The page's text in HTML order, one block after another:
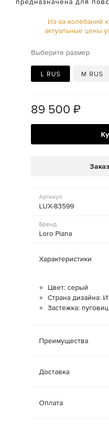
предназначена для
Из-за колебаний
актуальные цены
Выберите размер
L RUS M RUS
89 500 ₽
Артикул
LUX-83599
Бренд
Loro Piana
Характеристики
Цвет: серый
Страна дизайна:
Застежка:
Преимущества
Доставка
Оплата